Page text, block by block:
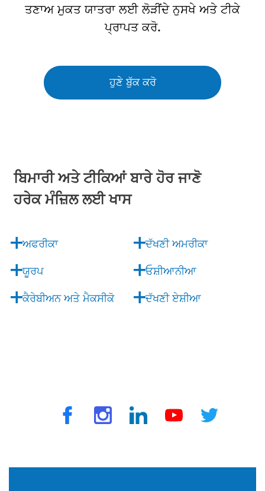
ਤਣਾਅ ਮੁਕਤ ਯਾਤਰਾ ਲਈ ਲੋੜੀਂਦੇ ਨੁਸਖੇ ਅਤੇ ਟੀਕੇ
ਪ੍ਰਾਪਤ ਕਰੋ.
ਹੁਣੇ ਬੁੱਕ ਕਰੋ
ਬਿਮਾਰੀ ਅਤੇ ਟੀਕਿਆਂ ਬਾਰੇ ਹੋਰ ਜਾਣੋ
ਹਰੇਕ ਮੰਜ਼ਿਲ ਲਈ ਖਾਸ
ਅਫਰੀਕਾ ਦੱਖਣੀ ਅਮਰੀਕਾ
ਯੂਰਪ ਓਸ਼ੀਆਨੀਆ
ਕੈਰੇਬੀਅਨ ਅਤੇ ਮੈਕਸੀਕੋ ਦੱਖਣੀ ਏਸ਼ੀਆ